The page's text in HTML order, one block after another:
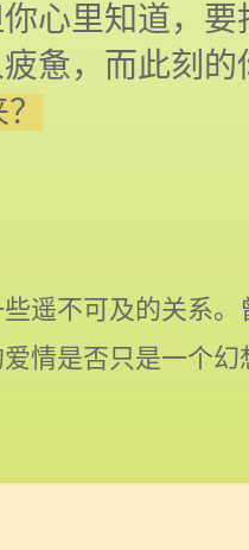
心里知道，要
惫，而此刻的
遥不可及的关系
情是否只是一个幻